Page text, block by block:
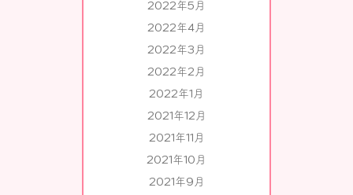
2022年5月
2022年4月
2022年3月
2022年2月
2022年1月
2021年12月
2021年11月
2021年10月
2021年9月